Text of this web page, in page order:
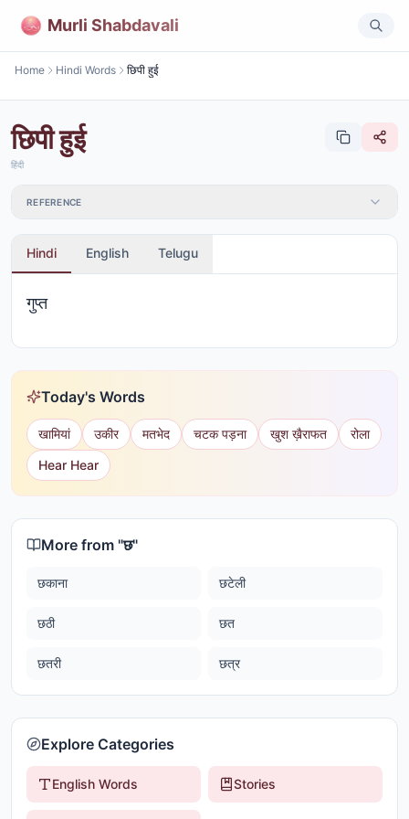
Murli Shabdavali
Home Hindi Words छिपी हुई
छिपी हुई
हिंदी
REFERENCE
Hindi English Telugu
गुप्त
Today's Words
खामियां उकीर मतभेद चटक पड़ना खुश ख़ैराफत
रोला
Hear Hear
More from "छ"
छकाना छटेली
छठी छत
छतरी छत्र
Explore Categories
English Words Stories